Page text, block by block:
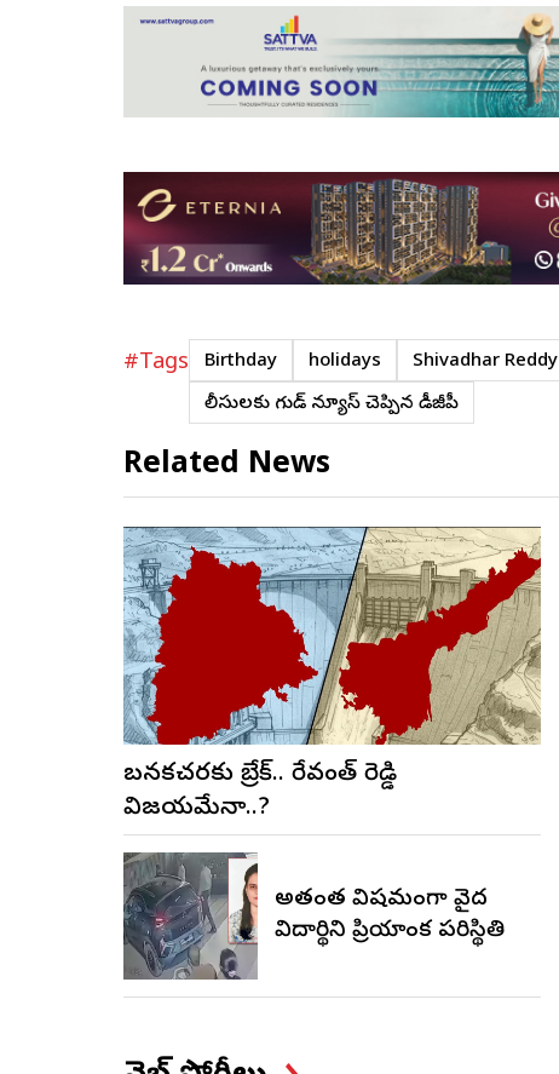
#Tags Birthday holidays Shivadhar Reddy
పోలీసులకు గుడ్ న్యూస్ చెప్పిన డీజీపీ
Related News
బనకచర్లకు బ్రేక్.. రేవంత్ రెడ్డి
విజయమేనా..?
అత్యంత విషమంగా వైద్య
విద్యార్థిని ప్రియాంక పరిస్థితి